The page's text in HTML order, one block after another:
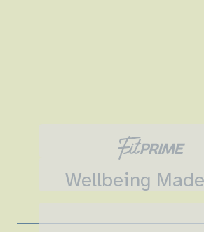
Wellbeing